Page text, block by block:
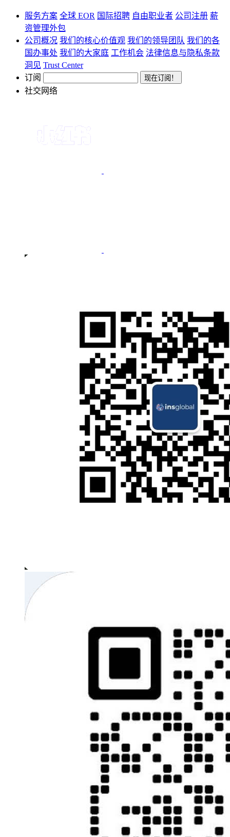
服务方案 全球 EOR 国际招聘 自由职业者 公司注册 薪
资管理外包
公司概况 我们的核心价值观 我们的领导团队 我们的各
国办事处 我们的大家庭 工作机会 法律信息与隐私条款
洞见 Trust Center
订阅
社交网络